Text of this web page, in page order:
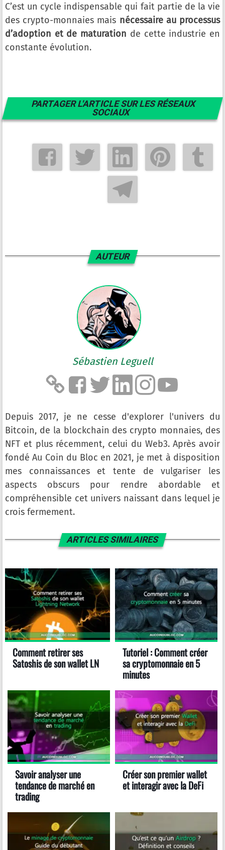
C’est un cycle indispensable qui fait partie de la vie
des crypto-monnaies mais nécessaire au processus
d’adoption et de maturation de cette industrie en
constante évolution.
PARTAGER L'ARTICLE SUR LES RÉSEAUX
SOCIAUX
AUTEUR
Sébastien Leguell
Depuis 2017, je ne cesse d'explorer l'univers du
Bitcoin, de la blockchain des crypto monnaies, des
NFT et plus récemment, celui du Web3. Après avoir
fondé Au Coin du Bloc en 2021, je met à disposition
mes connaissances et tente de vulgariser les
aspects obscurs pour rendre abordable et
compréhensible cet univers naissant dans lequel je
crois fermement.
ARTICLES SIMILAIRES
Comment retirer ses
Satoshis de son wallet LN
Tutoriel : Comment créer
sa cryptomonnaie en 5
minutes
Savoir analyser une
tendance de marché en
trading
Créer son premier wallet
et interagir avec la DeFi